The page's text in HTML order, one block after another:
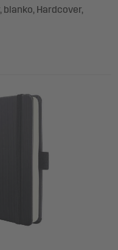
blanko, Hardcover,